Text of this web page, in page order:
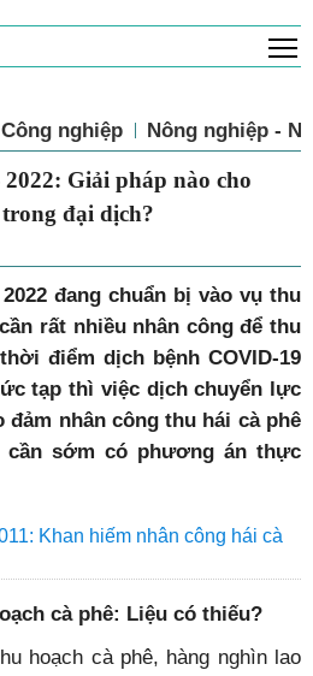
Công nghiệp Nông nghiệp -
- 2022: Giải pháp nào
trong đại dịch?
đang chuẩn bị vào vụ thu
rất nhiều nhân công để thu
điểm dịch bệnh COVID-19
tạp thì việc dịch chuyển lực
nhân công thu hái cà phê
sớm có phương án thực
Khan hiếm nhân công hái cà
cà phê: Liệu có thiếu?
hoạch cà phê, hàng nghìn lao